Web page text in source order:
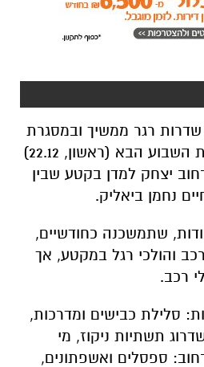
יצחק למדן בקטע שבין
שתמשכנה כחודשיים,
והולכי רגל במקטע, אך
רכב.
סלילת כבישים ומדרכות,
תשתיות ניקוז, מי
ספסלים ואשפתונים,
הבא יחולו שינויים
לא תתאפשר תנועת כלי